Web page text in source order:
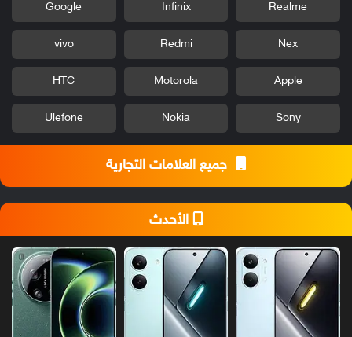
Realme
Infinix
Google
Nex
Redmi
vivo
Apple
Motorola
HTC
Sony
Nokia
Ulefone
جميع العلامات التجارية
الأحدث